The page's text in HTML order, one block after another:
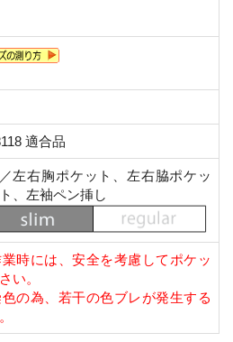
適合品
左右胸ポケット、左右脇ポケッ
、左袖ペン挿し
時には、安全を考慮してポケッ
い。
の為、若干の色ブレが発生する